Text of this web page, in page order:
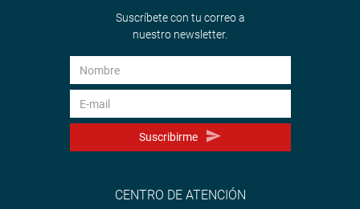
Suscríbete con tu correo a
nuestro newsletter.
Suscribirme
CENTRO DE ATENCIÓN